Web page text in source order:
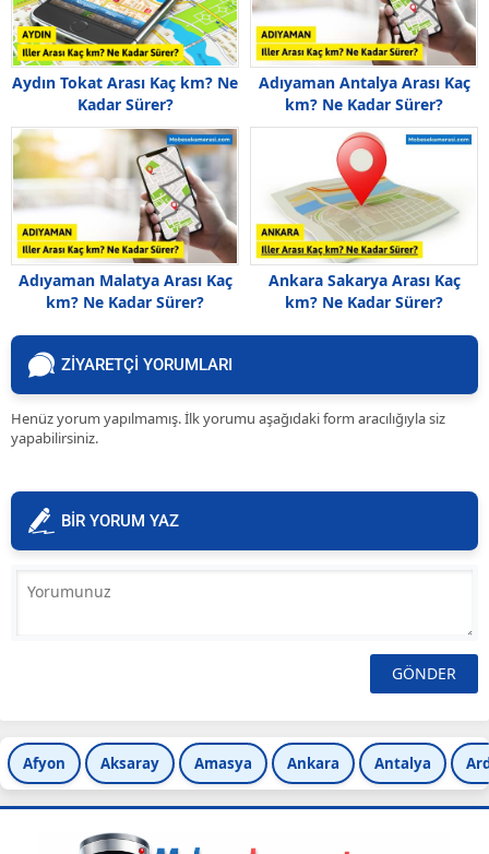
Aydın Tokat Arası Kaç km? Ne
Kadar Sürer?
Adıyaman Antalya Arası Kaç
km? Ne Kadar Sürer?
Adıyaman Malatya Arası Kaç
km? Ne Kadar Sürer?
Ankara Sakarya Arası Kaç
km? Ne Kadar Sürer?
ZİYARETÇİ YORUMLARI
Henüz yorum yapılmamış. İlk yorumu aşağıdaki form aracılığıyla siz
yapabilirsiniz.
BİR YORUM YAZ
Afyon Aksaray Amasya Ankara Antalya